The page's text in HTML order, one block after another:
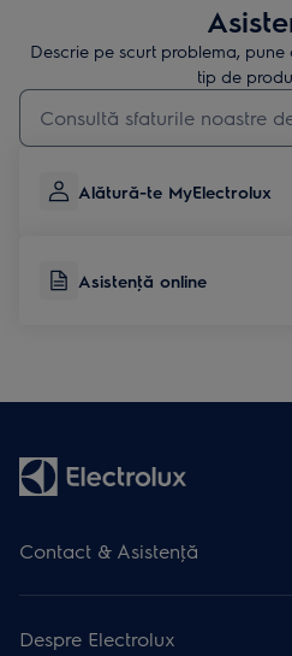
Descrie pe scurt problema,
tip de
Type to search for support articles
Alătură-te MyElectrolux
Asistenţă online
Contact & Asistenţă
Asistenţă online
Despre Electrolux